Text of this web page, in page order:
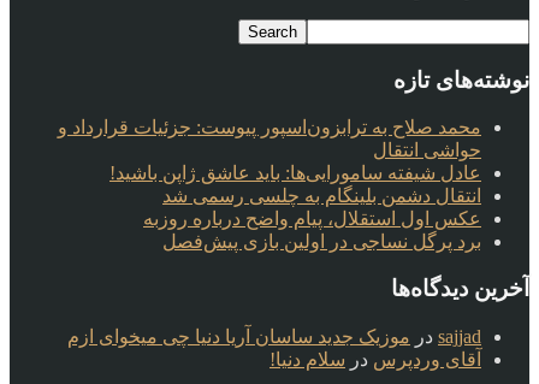
نوشته‌های تازه
محمد صلاح به ترابزون‌اسپور پیوست: جزئیات قرارداد و
حواشی انتقال
عادل شیفته سامورایی‌ها: باید عاشق ژاپن باشید!
انتقال دشمن بلینگام به چلسی رسمی شد
عکس اول استقلال، پیام واضح درباره روزبه
برد پرگل نساجی در اولین بازی پیش‌فصل
آخرین دیدگاه‌ها
sajjad در موزیک جدید ساسان آریا دنیا چی میخوای ازم
آقای وردپرس در سلام دنیا!